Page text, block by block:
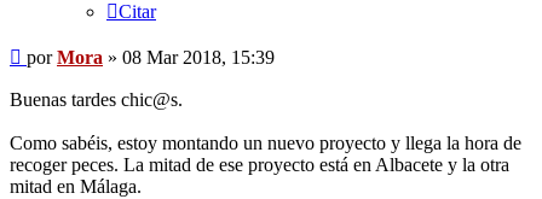
Citar
Mensaje
porMora » 08 Mar 2018, 15:39
Buenas tardes chic@s.
Como sabéis, estoy montando un nuevo proyecto y llega la hora de
recoger peces. La mitad de ese proyecto está en Albacete y la otra
mitad en Málaga.